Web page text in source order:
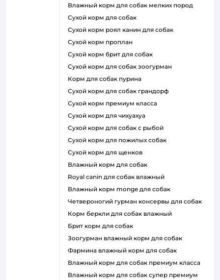
влажный корм для собак мелких пород
сухой корм для собак
сухой корм роял канин для собак
сухой корм проплан
сухой корм брит для собак
сухой корм для собак зоогурман
корм для собак пурина
сухой корм для собак грандорф
сухой корм премиум класса
сухой корм для чихуахуа
сухой корм для собак с рыбой
сухой корм для пожилых собак
сухой корм для щенков
влажный корм для собак
royal canin для собак влажный
влажный корм monge для собак
четвероногий гурман консервы для собак
корм беркли для собак влажный
брит корм для собак
зоогурман влажный корм для собак
фармина влажный корм для собак
влажный корм для собак премиум класса
влажный корм для собак супер премиум